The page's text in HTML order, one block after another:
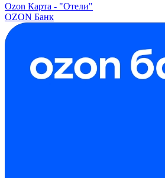
Ozon Карта - "Отели"
OZON Банк